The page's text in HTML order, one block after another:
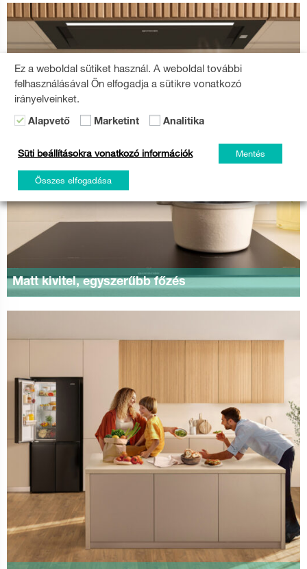
Matt kivitel, egyszerűbb főzés
Ez a weboldal sütiket használ. A weboldal további
felhasználásával Ön elfogadja a sütikre vonatkozó
irányelveinket.
Alapvető Marketint Analitika
Süti beállításokra vonatkozó információk Mentés
Összes elfogadása